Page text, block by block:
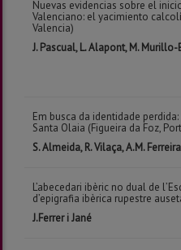
Nuevas evidencias sobre el
Valenciano: el yacimiento
Valencia)
J. Pascual, L. Alapont, M.
Em busca da identidade
Santa Olaia (Figueira da Foz,
S. Almeida, R. Vilaça, A.M. Ferreira
L’abecedari ibèric no dual de
d’epigrafia ibèrica rupestre
J.Ferrer i Jané